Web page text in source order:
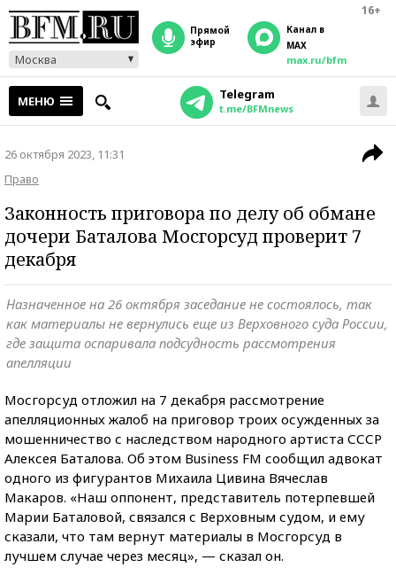
16+
Москва
прямой
эфир
Канал в
MAX
max.ru/bfm
МЕНЮ Telegram
t.me/BFMnews
26 октября 2023, 11:31
Право
Законность приговора по делу об обмане
дочери Баталова Мосгорсуд проверит 7
декабря
Назначенное на 26 октября заседание не состоялось, так
как материалы не вернулись еще из Верховного суда России,
где защита оспаривала подсудность рассмотрения
апелляции
Мосгорсуд отложил на 7 декабря рассмотрение
апелляционных жалоб на приговор троих осужденных за
мошенничество с наследством народного артиста СССР
Алексея Баталова. Об этом Business FM сообщил адвокат
одного из фигурантов Михаила Цивина Вячеслав
Макаров. «Наш оппонент, представитель потерпевшей
Марии Баталовой, связался с Верховным судом, и ему
сказали, что там вернут материалы в Мосгорсуд в
лучшем случае через месяц», — сказал он.